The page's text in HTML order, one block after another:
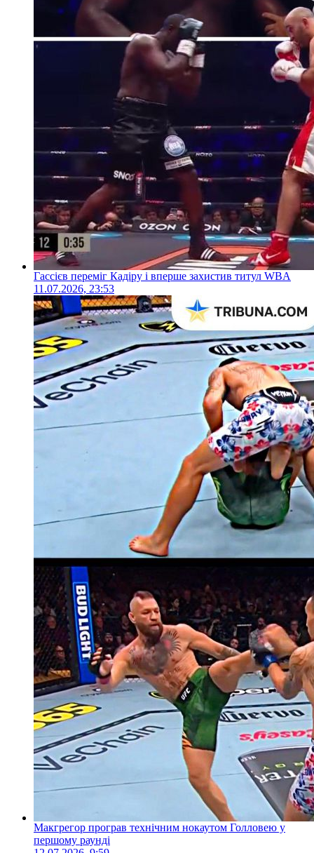
Гассієв переміг Кадіру і вперше захистив титул WBA
11.07.2026, 23:53
Макгрегор програв технічним нокаутом Голловею у
першому раунді